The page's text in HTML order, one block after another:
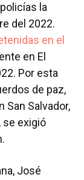
la
del 2022.
en el
en El
Por esta
de paz,
San Salvador,
se exigió
José